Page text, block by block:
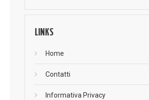
LINKS
Home
Contatti
Informativa Privacy